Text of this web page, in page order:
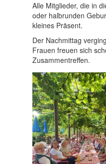
Alle Mitglieder, die in
oder halbrunden
kleines Präsent.
Der Nachmittag
Frauen freuen sich
Zusammentreffen.